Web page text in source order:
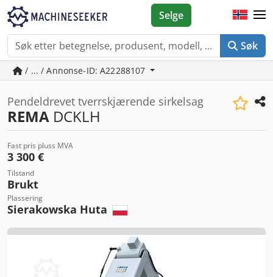
Søk
Selge
/ ... / Annonse-ID: A22288107
Pendeldrevet tverrskjærende sirkelsag
REMA DCKLH
Fast pris pluss MVA
3 300 €
Tilstand
Brukt
Plassering
Sierakowska Huta